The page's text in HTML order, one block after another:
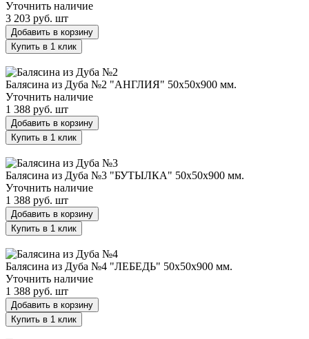
Уточнить наличие
3 203 руб. шт
Добавить в корзину
Купить в 1 клик
Балясина из Дуба №2 "АНГЛИЯ" 50х50х900 мм.
Уточнить наличие
1 388 руб. шт
Добавить в корзину
Купить в 1 клик
Балясина из Дуба №3 "БУТЫЛКА" 50х50х900 мм.
Уточнить наличие
1 388 руб. шт
Добавить в корзину
Купить в 1 клик
Балясина из Дуба №4 "ЛЕБЕДЬ" 50х50х900 мм.
Уточнить наличие
1 388 руб. шт
Добавить в корзину
Купить в 1 клик